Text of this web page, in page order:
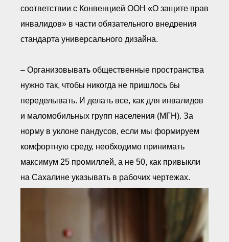
соответствии с Конвенцией ООН «О защите прав
инвалидов» в части обязательного внедрения
стандарта универсального дизайна.
– Организовывать общественные пространства
нужно так, чтобы никогда не пришлось бы
переделывать. И делать все, как для инвалидов
и маломобильных групп населения (МГН). За
норму в уклоне пандусов, если мы формируем
комфортную среду, необходимо принимать
максимум 25 промиллей, а не 50, как привыкли
на Сахалине указывать в рабочих чертежах.